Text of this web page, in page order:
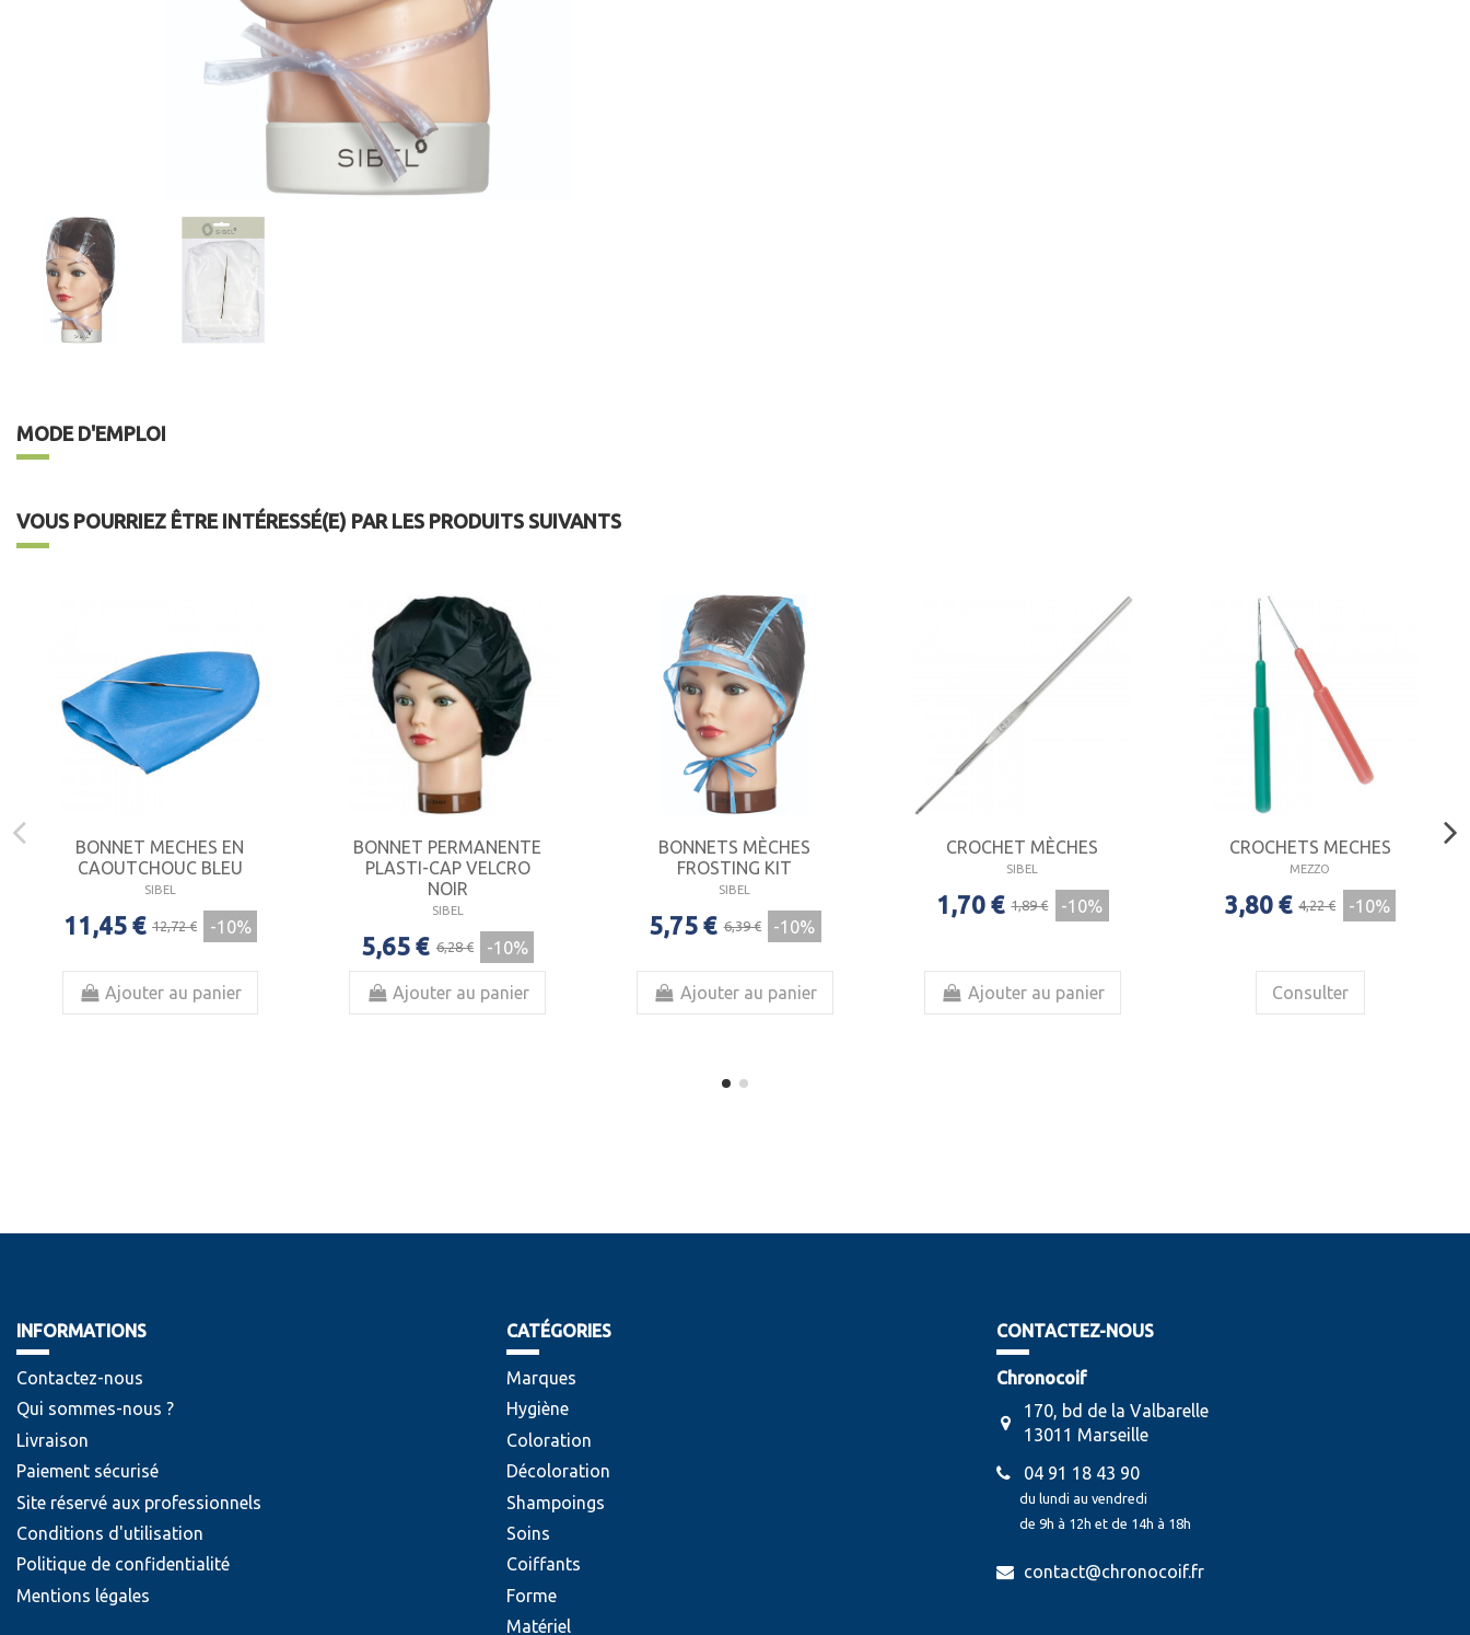
MODE D'EMPLOI
VOUS POURRIEZ ÊTRE INTÉRESSÉ(E) PAR LES PRODUITS SUIVANTS
BONNET MECHES EN
CAOUTCHOUC BLEU
SIBEL
11,45 € 12,72 € -10%
Ajouter au panier
BONNET PERMANENTE
PLASTI-CAP VELCRO
NOIR
SIBEL
5,65 € 6,28 € -10%
Ajouter au panier
BONNETS MÈCHES
FROSTING KIT
SIBEL
5,75 € 6,39 € -10%
Ajouter au panier
CROCHET MÈCHES
SIBEL
1,70 € 1,89 € -10%
Ajouter au panier
CROCHETS MECHES
MEZZO
3,80 € 4,22 € -10%
Consulter
INFORMATIONS
Contactez-nous
Qui sommes-nous ?
Livraison
Paiement sécurisé
Site réservé aux professionnels
Conditions d'utilisation
Politique de confidentialité
Mentions légales
CATÉGORIES
Marques
Hygiène
Coloration
Décoloration
Shampoings
Soins
Coiffants
Forme
Matériel
CONTACTEZ-NOUS
Chronocoif
170, bd de la Valbarelle
13011 Marseille
04 91 18 43 90
du lundi au vendredi
de 9h à 12h et de 14h à 18h
contact@chronocoif.fr